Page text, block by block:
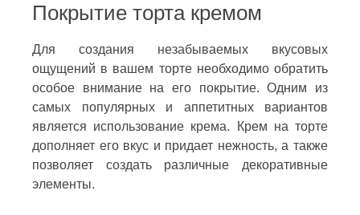
Покрытие торта кремом
Для создания незабываемых вкусовых
ощущений в вашем торте необходимо обратить
особое внимание на его покрытие. Одним из
самых популярных и аппетитных вариантов
является использование крема. Крем на торте
дополняет его вкус и придает нежность, а также
позволяет создать различные декоративные
элементы.